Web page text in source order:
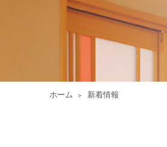
ホーム 新着情報